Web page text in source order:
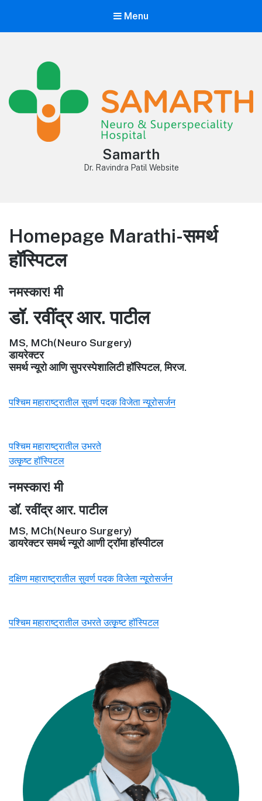
Menu
Samarth
Dr. Ravindra Patil Website
Homepage Marathi-समर्थ
हॉस्पिटल
नमस्कार! मी
डॉ. रवींद्र आर. पाटील
MS, MCh(Neuro Surgery)
डायरेक्टर
समर्थ न्यूरो आणि सुपरस्पेशालिटी हॉस्पिटल, मिरज.
पश्चिम महाराष्ट्रातील सुवर्ण पदक विजेता न्यूरोसर्जन
पश्चिम महाराष्ट्रातील उभरते
उत्कृष्ट हॉस्पिटल
नमस्कार! मी
डॉ. रवींद्र आर. पाटील
MS, MCh(Neuro Surgery)
डायरेक्टर समर्थ न्यूरो आणी ट्रॉमा हॉस्पीटल
दक्षिण महाराष्ट्रातील सुवर्ण पदक विजेता न्यूरोसर्जन
पश्चिम महाराष्ट्रातील उभरते उत्कृष्ट हॉस्पिटल